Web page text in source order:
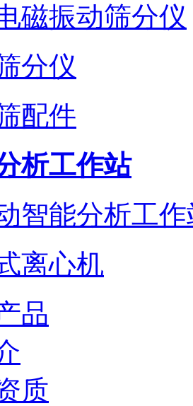
磁振动筛分仪
分仪
配件
析工作站
智能分析工作
离心机
品
质